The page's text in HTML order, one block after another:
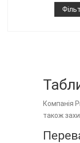
Компанія
також